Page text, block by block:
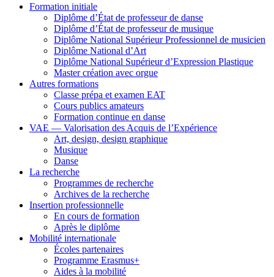
Formation initiale
Diplôme d’État de professeur de danse
Diplôme d’État de professeur de musique
Diplôme National Supérieur Professionnel de musicien
Diplôme National d’Art
Diplôme National Supérieur d’Expression Plastique
Master création avec orgue
Autres formations
Classe prépa et examen EAT
Cours publics amateurs
Formation continue en danse
VAE — Valorisation des Acquis de l’Expérience
Art, design, design graphique
Musique
Danse
La recherche
Programmes de recherche
Archives de la recherche
Insertion professionnelle
En cours de formation
Après le diplôme
Mobilité internationale
Écoles partenaires
Programme Erasmus+
Aides à la mobilité